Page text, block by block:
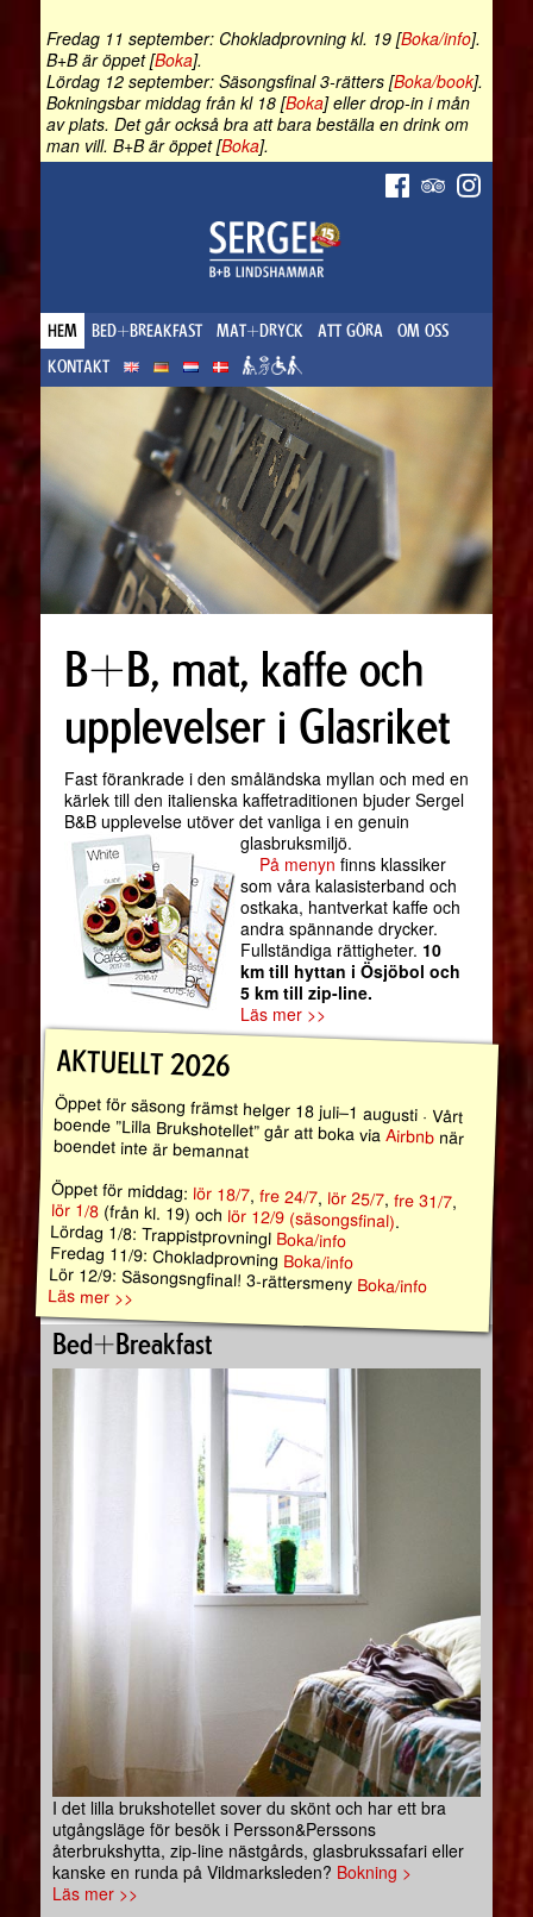
Fredag 11 september: Chokladprovning kl. 19 [Boka/info].
B+B är öppet [Boka].
Lördag 12 september: Säsongsfinal 3-rätters [Boka/book].
Bokningsbar middag från kl 18 [Boka] eller drop-in i mån
av plats. Det går också bra att bara beställa en drink om
man vill. B+B är öppet [Boka].
HEM BED+BREAKFAST MAT+DRYCK ATT GÖRA
OM OSS
KONTAKT
B+B, mat, kaffe och
upplevelser i Glasriket
Fast förankrade i den småländska myllan och med en
kärlek till den italienska kaffetraditionen bjuder Sergel
B&B upplevelse utöver det vanliga i en genuin
glasbruksmiljö.
På menyn finns klassiker
som våra kalasisterband och
ostkaka, hantverkat kaffe och
andra spännande drycker.
Fullständiga rättigheter. 10
km till hyttan i Ösjöbol och
5 km till zip-line.
Läs mer >>
AKTUELLT 2026
Öppet för säsong främst helger 18 juli–1 augusti · Vårt
boende ”Lilla Brukshotellet” går att boka viaAirbnbnär
boendet inte är bemannat
Öppet för middag: lör 18/7,fre 24/7, lör 25/7,fre 31/7,
lör 1/8(från kl. 19) och lör 12/9 (säsongsfinal).
Lördag 1/8: TrappistprovninglBoka/info
Fredag 11/9: ChokladprovningBoka/info
Lör 12/9: Säsongsngfinal! 3-rättersmenyBoka/info
Läs mer >>
Bed+Breakfast
I det lilla brukshotellet sover du skönt och har ett bra
utgångsläge för besök i Persson&Perssons
återbrukshytta, zip-line nästgårds, glasbrukssafari eller
kanske en runda på Vildmarksleden? Bokning >
Läs mer >>